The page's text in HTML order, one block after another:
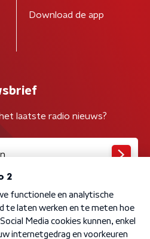
Download de app
laatste radio nieuws?